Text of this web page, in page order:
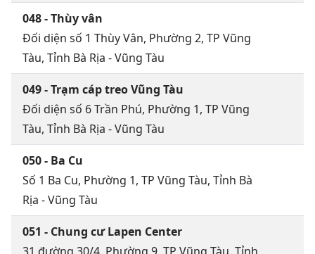
048 - Thùy vân
Đối diện số 1 Thùy Vân, Phường 2, TP Vũng
Tàu, Tỉnh Bà Rịa - Vũng Tàu
049 - Trạm cáp treo Vũng Tàu
Đối diện số 6 Trần Phú, Phường 1, TP Vũng
Tàu, Tỉnh Bà Rịa - Vũng Tàu
050 - Ba Cu
Số 1 Ba Cu, Phường 1, TP Vũng Tàu, Tỉnh Bà
Rịa - Vũng Tàu
051 - Chung cư Lapen Center